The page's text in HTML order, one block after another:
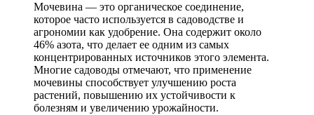
Мочевина — это органическое соединение,
которое часто используется в садоводстве и
агрономии как удобрение. Она содержит около
46% азота, что делает ее одним из самых
концентрированных источников этого элемента.
Многие садоводы отмечают, что применение
мочевины способствует улучшению роста
растений, повышению их устойчивости к
болезням и увеличению урожайности.